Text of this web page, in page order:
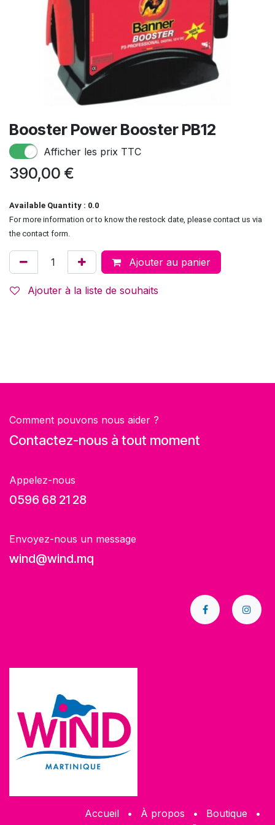
Booster Power Booster PB12
Afficher les prix TTC
390,00 €
Available Quantity : 0.0
For more information or to know the restock date, please contact us via
the contact form.
Ajouter au panier
Ajouter à la liste de souhaits
Comment pouvons nous aider ?
Contactez-nous à tout moment
Appelez-nous
0596 68 21 28
Envoyez-nous un message
wind@wind.mq
Accueil • À propos • ​Boutique
•